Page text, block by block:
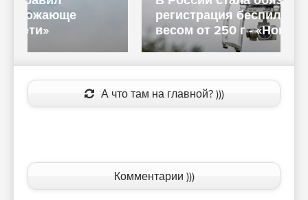
регистрация беспилотников
весом от 250 г - «Новости сети»
А что там на главной? )))
Комментарии )))